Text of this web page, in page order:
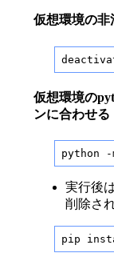
仮想環境の非
仮想環境の
ンに合わせる
python
実行後
削除さ
pip